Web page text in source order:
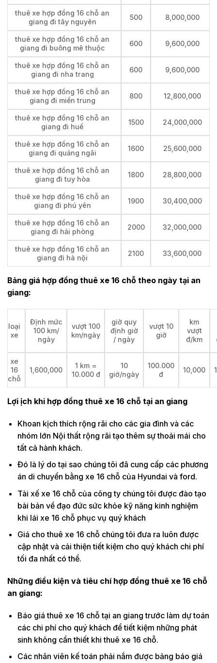
thuê xe hợp đồng 16 chỗ an
giang đi tây nguyên
500 8,000,000
thuê xe hợp đồng 16 chỗ an
giang đi buông mê thuộc
600 9,600,000
thuê xe hợp đồng 16 chỗ an
giang đi nha trang
600 9,600,000
thuê xe hợp đồng 16 chỗ an
giang đi miền trung
800 12,800,000
thuê xe hợp đồng 16 chỗ an
giang đi huế
1500 24,000,000
thuê xe hợp đồng 16 chỗ an
giang đi quảng ngãi
1600 25,600,000
thuê xe hợp đồng 16 chỗ an
giang đi tuy hòa
1800 28,800,000
thuê xe hợp đồng 16 chỗ an
giang đi phú yên
1900 30,400,000
thuê xe hợp đồng 16 chỗ an
giang đi hải phòng
2000 32,000,000
thuê xe hợp đồng 16 chỗ an
giang đi hà nội
2100 33,600,000
Bảng giá hợp đồng thuê xe 16 chỗ theo ngày tại an
giang:
loại
xe
Định mức
100 km/
ngày
vượt 100
km/ngày
giờ quy
định giờ
/ ngày
vượt 10
giờ
km
vượt
đ/km
xe
16
chỗ
1,600,000
1 km =
10.000 đ
10
giờ/ngày
100.000
đ
10,000
Lợi ịch khi hợp đồng thuê xe 16 chỗ tại an giang
Khoan kịch thích rộng rãi cho các gia đình và các
nhóm lớn Nội thất rộng rãi tạo thêm sự thoải mái cho
tất cả hành khách.
Đó là lý do tại sao chúng tôi đã cung cấp các phương
án di chuyển bằng xe 16 chỗ của Hyundai và ford.
Tài xế xe 16 chỗ của công ty chúng tôi được đào tạo
bài bản về đạo đức sức khỏe kỹ năng kinh nghiệm
khi lái xe 16 chỗ phục vụ quý khách
Giá cho thuê xe 16 chỗ chúng tôi đưa ra luôn được
cập nhật và cải thiện tiết kiệm cho quý khách chi phí
tối đa nhất có thể.
Những điều kiện và tiêu chí hợp đồng thuê xe 16 chỗ
an giang:
Báo giá thuê xe 16 chỗ tại an giang trước làm dự toán
các chi phí cho quý khách để tiết kiệm những phát
sinh không cần thiết khi thuê xe 16 chỗ.
Các nhân viên kế toán phải nắm được bảng báo giá